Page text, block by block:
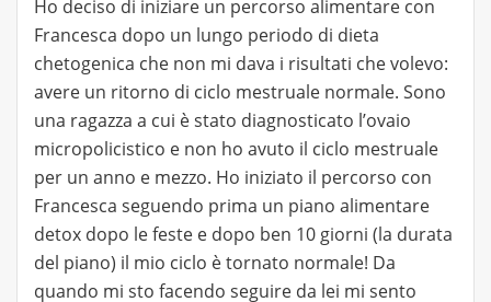
Ho deciso di iniziare un percorso alimentare con
Francesca dopo un lungo periodo di dieta
chetogenica che non mi dava i risultati che volevo:
avere un ritorno di ciclo mestruale normale. Sono
una ragazza a cui è stato diagnosticato l’ovaio
micropolicistico e non ho avuto il ciclo mestruale
per un anno e mezzo. Ho iniziato il percorso con
Francesca seguendo prima un piano alimentare
detox dopo le feste e dopo ben 10 giorni (la durata
del piano) il mio ciclo è tornato normale! Da
quando mi sto facendo seguire da lei mi sento